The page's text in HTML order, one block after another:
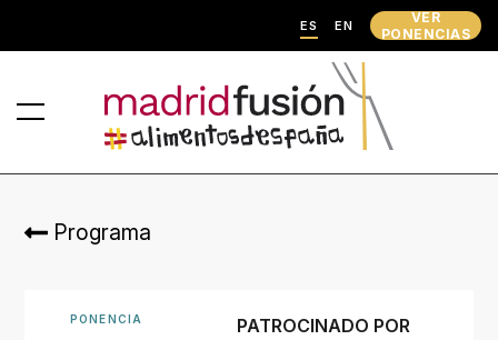
ES EN
VER
PONENCIAS
Programa
PONENCIA
PATROCINADO POR